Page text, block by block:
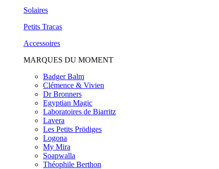
Solaires
Petits Tracas
Accessoires
MARQUES DU MOMENT
Badger Balm
Clémence & Vivien
Dr Bronners
Egyptian Magic
Laboratoires de Biarritz
Lavera
Les Petits Prödiges
Logona
My Mira
Soapwalla
Théophile Berthon